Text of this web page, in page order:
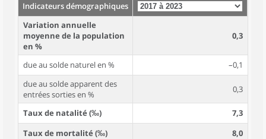
Indicateurs démographiques
Variation annuelle
moyenne de la population
en %
0,3
due au solde naturel en %
–0,1
due au solde apparent des
entrées sorties en %
0,3
Taux de natalité (‰)
7,3
Taux de mortalité (‰)
8,0